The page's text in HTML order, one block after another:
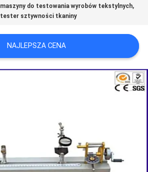
maszyny do testowania wyrobów tekstylnych,
tester sztywności tkaniny
NAJLEPSZA CENA